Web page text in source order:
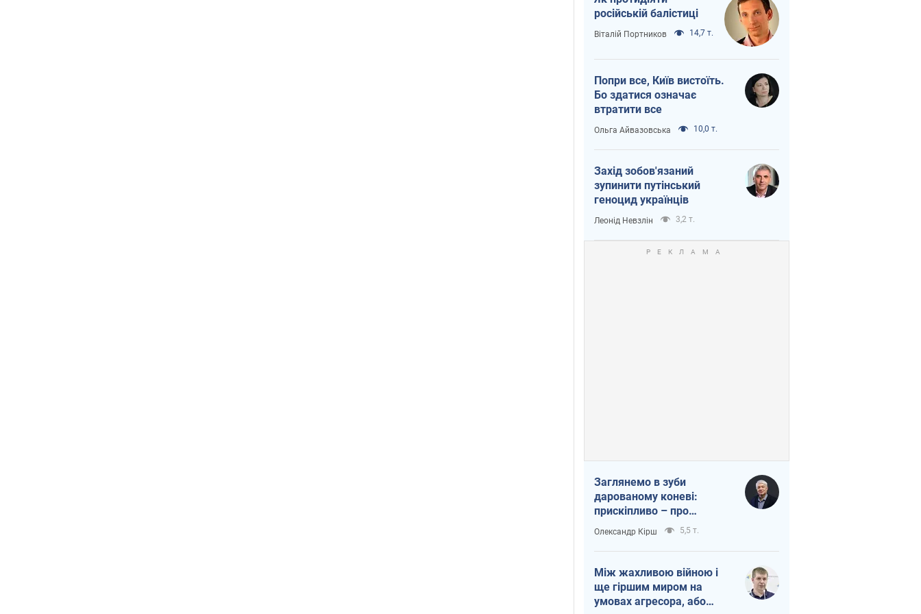
російській балістиці
Віталій Портников 14,7 т.
Попри все, Київ вистоїть.
Бо здатися означає
втратити все
Ольга Айвазовська 10,0 т.
Захід зобов'язаний
зупинити путінський
геноцид українців
Леонід Невзлін 3,2 т.
Заглянемо в зуби
дарованому коневі:
прискіпливо – про
допомогу Україні
Олександр Кірш 5,5 т.
Між жахливою війною і
ще гіршим миром на
умовах агресора, або